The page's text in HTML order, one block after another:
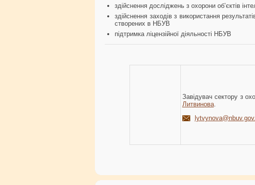
здійснення досліджень з охорони об’єктів
здійснення заходів з використання
створених в НБУВ
підтримка ліцензійної діяльності НБУВ
Завідувач сектору з
Литвинова.